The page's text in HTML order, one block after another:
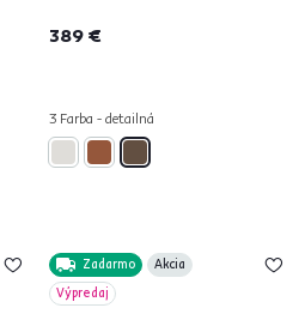
389 €
3 Farba - detailná
Zadarmo
Akcia
Výpredaj